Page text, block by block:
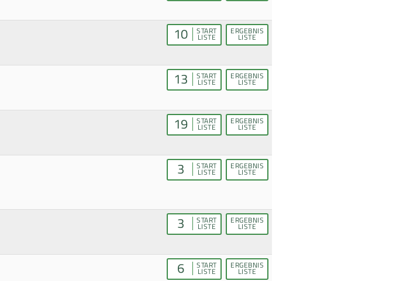
10 START
LISTE
ERGEBNIS
LISTE
13 START
LISTE
ERGEBNIS
LISTE
19 START
LISTE
ERGEBNIS
LISTE
3 START
LISTE
ERGEBNIS
LISTE
3 START
LISTE
ERGEBNIS
LISTE
6 START
LISTE
ERGEBNIS
LISTE